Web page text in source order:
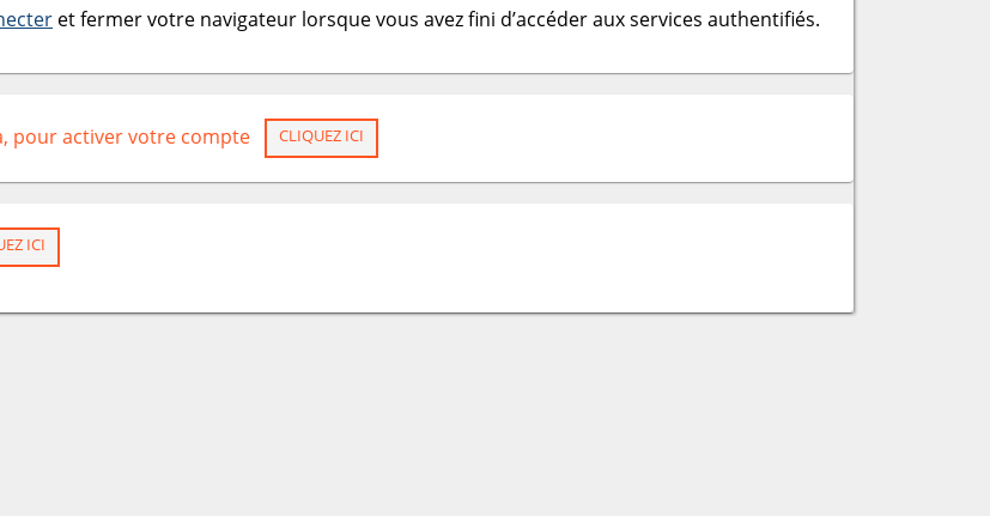
et fermer votre navigateur lorsque vous avez fini d’accéder aux services authentifiés.
pour activer votre compte CLIQUEZ ICI
ICI